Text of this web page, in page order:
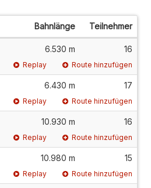
Bahnlänge Teilnehmer
6.530 m 16
Replay Route hinzufügen
6.430 m 17
Replay Route hinzufügen
10.930 m 16
Replay Route hinzufügen
10.980 m 15
Replay Route hinzufügen